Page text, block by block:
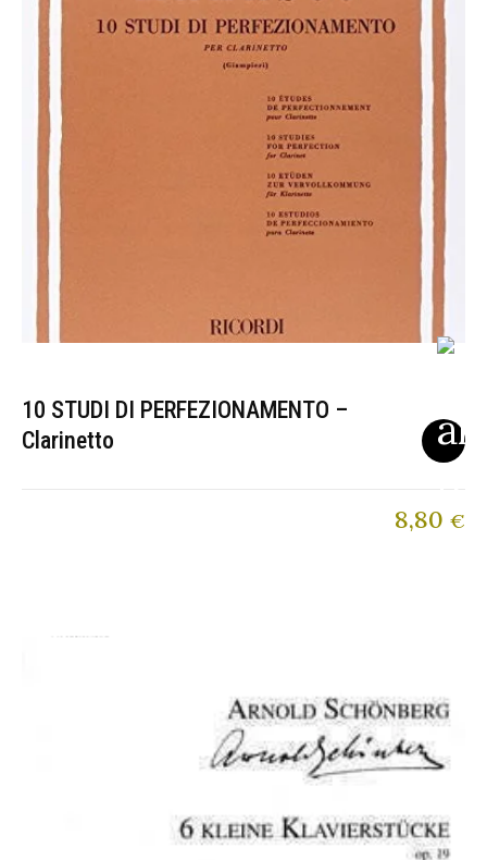
10 STUDI DI PERFEZIONAMENTO –
Clarinetto
8,80 €